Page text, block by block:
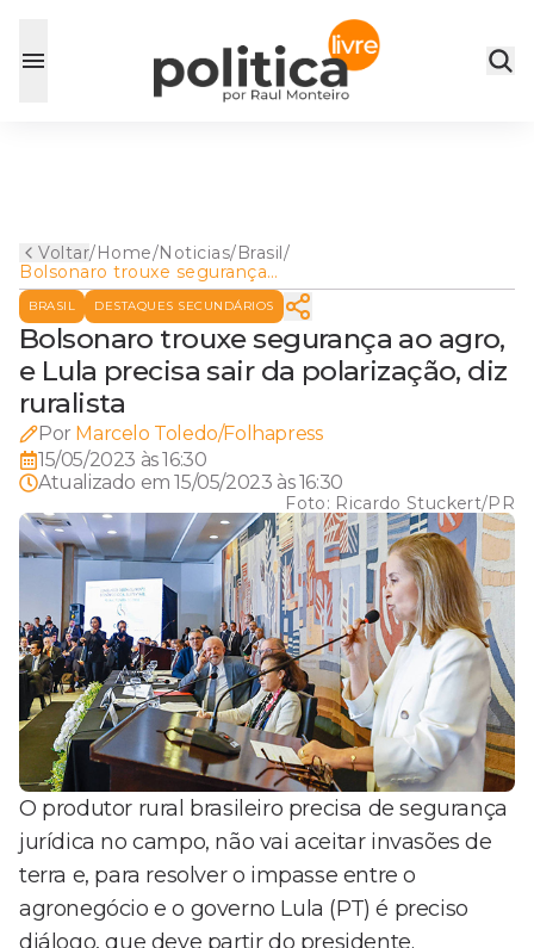
Voltar/Home/Noticias/Brasil/
Bolsonaro trouxe segurança
ao agro, e Lula precisa sair da
polarização, diz ruralista
BRASIL DESTAQUES SECUNDÁRIOS
Bolsonaro trouxe segurança ao agro,
e Lula precisa sair da polarização, diz
ruralista
Por Marcelo Toledo/Folhapress
15/05/2023 às 16:30
Atualizado em15/05/2023 às 16:30
Foto: Ricardo Stuckert/PR
O produtor rural brasileiro precisa de segurança
jurídica no campo, não vai aceitar invasões de
terra e, para resolver o impasse entre o
agronegócio e o governo Lula (PT) é preciso
diálogo, que deve partir do presidente.